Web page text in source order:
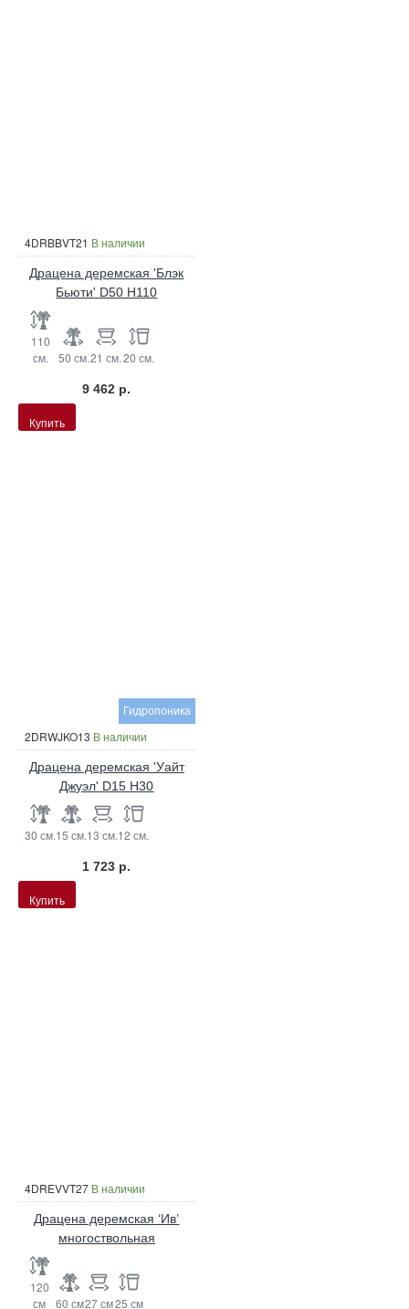
4DRBBVT21 В наличии
Драцена деремская 'Блэк
Бьюти' D50 H110
110
см.
50 см.21 см.20 см.
9 462 р.
Купить
Гидропоника
2DRWJKO13 В наличии
Драцена деремская 'Уайт
Джуэл' D15 H30
30 см.15 см.13 см.12 см.
1 723 р.
Купить
4DREVVT27 В наличии
Драцена деремская ‘Ив’
многоствольная
120
см
60 см27 см25 см